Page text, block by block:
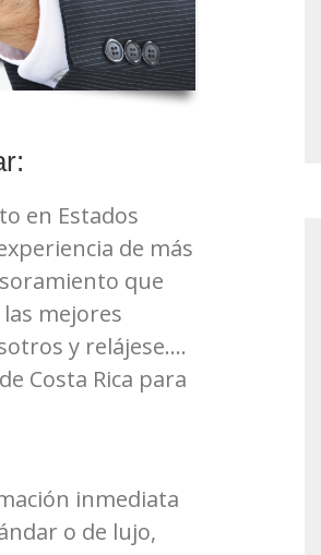
en Estados
de más
que
mejores
y relájese….
Costa Rica para
inmediata
o de lujo,